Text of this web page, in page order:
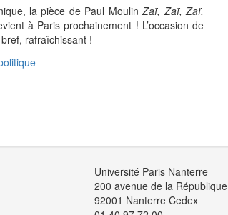
la pièce de Paul MoulinZaï, Zaï, Zaï,
à Paris prochainement ! L’occasion de
rafraîchissant !
Université Paris Nanterre
200 avenue de la République
92001 Nanterre Cedex